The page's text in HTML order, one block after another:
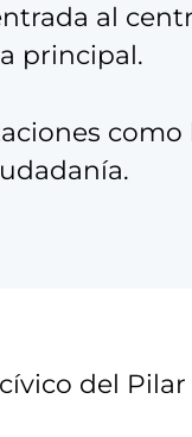
al
principal.
como
del Pilar